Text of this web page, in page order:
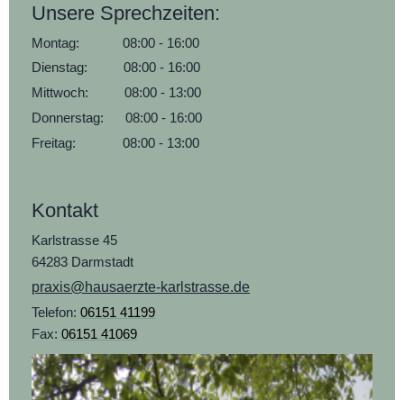
Unsere Sprechzeiten:
Montag: 08:00 - 16:00
Dienstag: 08:00 - 16:00
Mittwoch: 08:00 - 13:00
Donnerstag: 08:00 - 16:00
Freitag: 08:00 - 13:00
Kontakt
Karlstrasse 45
64283 Darmstadt
praxis@hausaerzte-karlstrasse.de
Telefon: 06151 41199
Fax: 06151 41069